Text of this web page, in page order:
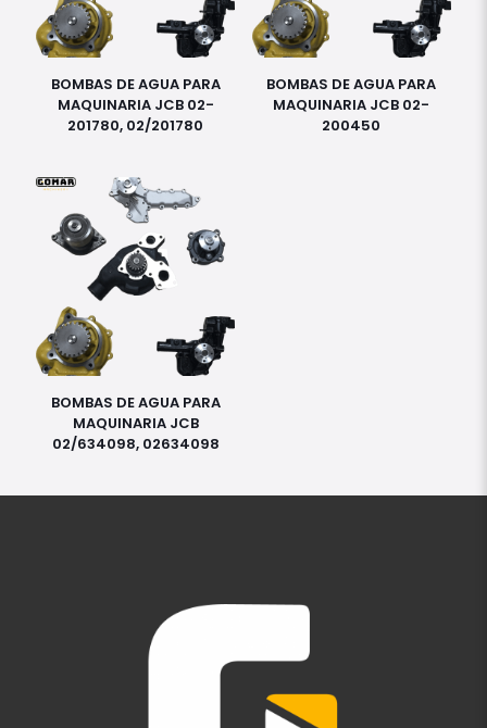
BOMBAS DE AGUA PARA
MAQUINARIA JCB 02-
201780, 02/201780
BOMBAS DE AGUA PARA
MAQUINARIA JCB 02-
200450
BOMBAS DE AGUA PARA
MAQUINARIA JCB
02/634098, 02634098